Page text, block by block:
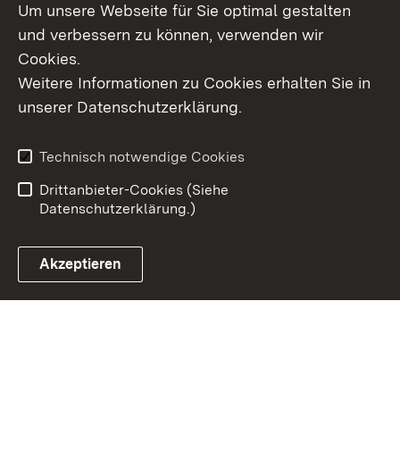
Erklärung zur
Benutzungshinweise
Um unsere Webseite für Sie optimal gestalten
und verbessern zu können, verwenden wir
Cookies.
Weitere Informationen zu Cookies erhalten Sie in
unserer Datenschutzerklärung.
Technisch notwendige Cookies
Drittanbieter-Cookies (Siehe
Datenschutzerklärung.)
Akzeptieren